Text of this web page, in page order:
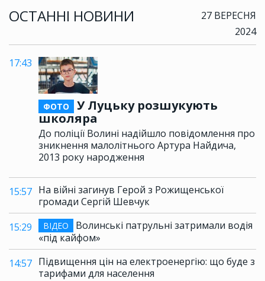
ОСТАННІ НОВИНИ
27 ВЕРЕСНЯ
2024
17:43
ФОТО
У Луцьку розшукують
школяра
До поліції Волині надійшло повідомлення про
зникнення малолітнього Артура Найдича,
2013 року народження
15:57 На війні загинув Герой з Рожищенської
громади Сергій Шевчук
15:29
ВІДЕО
Волинські патрульні затримали водія
«під кайфом»
14:57 Підвищення цін на електроенергію: що буде з
тарифами для населення